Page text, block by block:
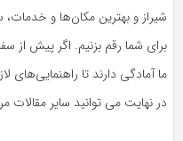
شیراز و بهترین مکان‌ها و
برای شما رقم بزنیم. اگر پیش از
ما آمادگی دارند تا راهنمایی‌های
در نهایت می توانید سایر مقالات